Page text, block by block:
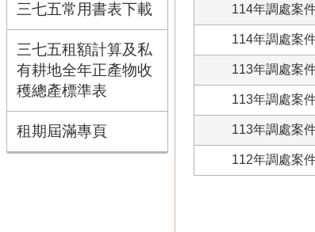
三七五常用書表下載
三七五租額計算及私
有耕地全年正產物收
穫總產標準表
租期屆滿專頁
114年調處案
114年調處案
113年調處案
113年調處案
113年調處案
112年調處案